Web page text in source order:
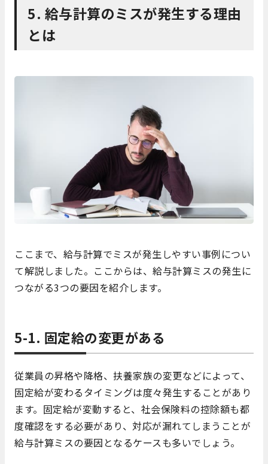
5. 給与計算のミスが発生する理由
とは
ここまで、給与計算でミスが発生しやすい事例につい
て解説しました。ここからは、給与計算ミスの発生に
つながる3つの要因を紹介します。
5-1. 固定給の変更がある
従業員の昇格や降格、扶養家族の変更などによって、
固定給が変わるタイミングは度々発生することがあり
ます。固定給が変動すると、社会保険料の控除額も都
度確認をする必要があり、対応が漏れてしまうことが
給与計算ミスの要因となるケースも多いでしょう。